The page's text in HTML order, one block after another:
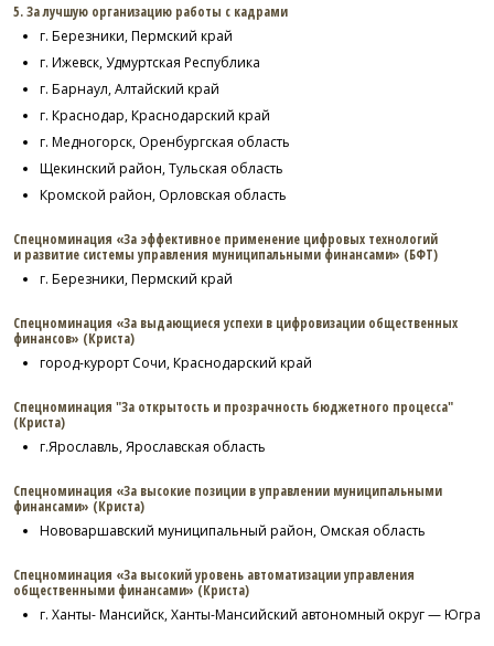
5. За лучшую организацию работы с кадрами
г. Березники, Пермский край
г. Ижевск, Удмуртская Республика
г. Барнаул, Алтайский край
г. Краснодар, Краснодарский край
г. Медногорск, Оренбургская область
Щекинский район, Тульская область
Кромской район, Орловская область
Спецноминация «За эффективное применение цифровых технологий
и развитие системы управления муниципальными финансами» (БФТ)
г. Березники, Пермский край
Спецноминация «За выдающиеся успехи в цифровизации общественных
финансов» (Криста)
город-курорт Сочи, Краснодарский край
Спецноминация "За открытость и прозрачность бюджетного процесса"
(Криста)
г.Ярославль, Ярославская область
Спецноминация «За высокие позиции в управлении муниципальными
финансами» (Криста)
Нововаршавский муниципальный район, Омская область
Спецноминация «За высокий уровень автоматизации управления
общественными финансами» (Криста)
г. Ханты- Мансийск, Ханты-Мансийский автономный округ — Югра